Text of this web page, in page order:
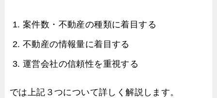
案件数・不動産の種類に着目する
不動産の情報量に着目する
運営会社の信頼性を重視する
では上記３つについて詳しく解説します。